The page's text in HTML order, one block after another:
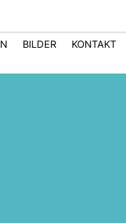
BILDER
KONTAKT